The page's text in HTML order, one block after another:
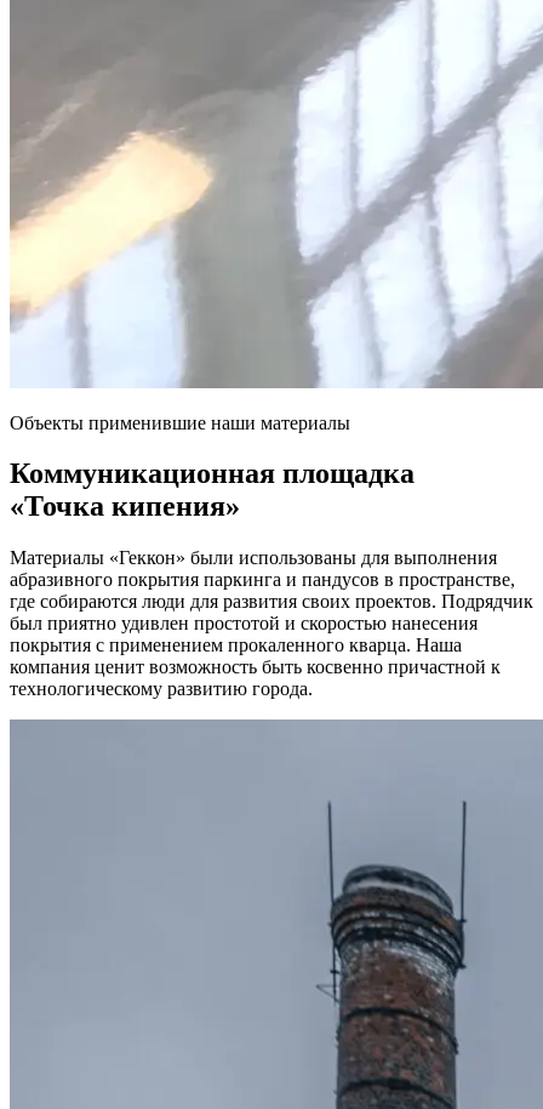
Объекты применившие наши материалы
Коммуникационная площадка
«Точка кипения»
Материалы «Геккон» были использованы для выполнения
абразивного покрытия паркинга и пандусов в пространстве,
где собираются люди для развития своих проектов. Подрядчик
был приятно удивлен простотой и скоростью нанесения
покрытия с применением прокаленного кварца. Наша
компания ценит возможность быть косвенно причастной к
технологическому развитию города.